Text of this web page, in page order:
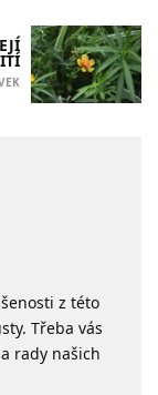
z této
Třeba vás
rady našich